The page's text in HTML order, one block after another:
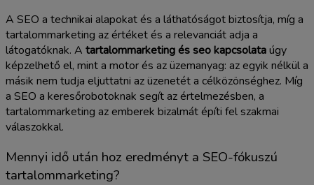
A SEO a technikai alapokat és a láthatóságot biztosítja, míg a
tartalommarketing az értéket és a relevanciát adja a
látogatóknak. A tartalommarketing és seo kapcsolataúgy
képzelhető el, mint a motor és az üzemanyag: az egyik nélkül a
másik nem tudja eljuttatni az üzenetét a célközönséghez. Míg
a SEO a keresőrobotoknak segít az értelmezésben, a
tartalommarketing az emberek bizalmát építi fel szakmai
válaszokkal.
Mennyi idő után hoz eredményt a SEO-fókuszú
tartalommarketing?